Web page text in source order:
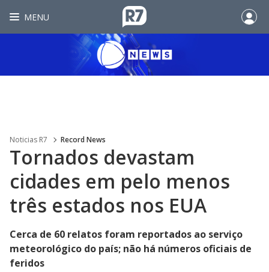
MENU
Noticias R7 Record News
Tornados devastam
cidades em pelo menos
três estados nos EUA
Cerca de 60 relatos foram reportados ao serviço
meteorológico do país; não há números oficiais de
feridos